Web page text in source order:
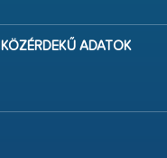
KÖZÉRDEKŰ ADATOK